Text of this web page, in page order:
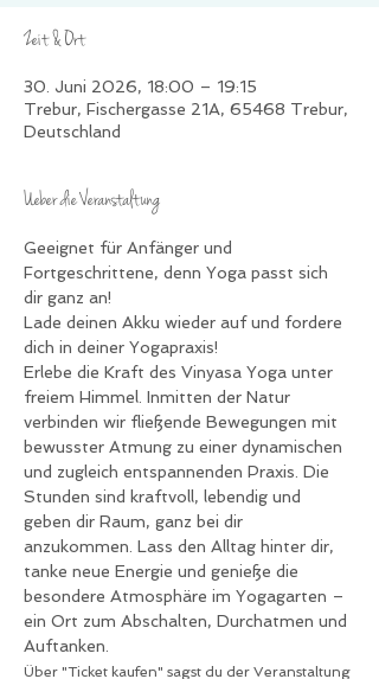
Zeit & Ort
30. Juni 2026, 18:00 – 19:15
Trebur, Fischergasse 21A, 65468 Trebur,
Deutschland
Ueber die Veranstaltung
Geeignet für Anfänger und
Fortgeschrittene, denn Yoga passt sich
dir ganz an!
Lade deinen Akku wieder auf und fordere
dich in deiner Yogapraxis!
Erlebe die Kraft des Vinyasa Yoga unter
freiem Himmel. Inmitten der Natur
verbinden wir fließende Bewegungen mit
bewusster Atmung zu einer dynamischen
und zugleich entspannenden Praxis. Die
Stunden sind kraftvoll, lebendig und
geben dir Raum, ganz bei dir
anzukommen. Lass den Alltag hinter dir,
tanke neue Energie und genieße die
besondere Atmosphäre im Yogagarten –
ein Ort zum Abschalten, Durchatmen und
Auftanken.
Über "Ticket kaufen" sagst du der Veranstaltung